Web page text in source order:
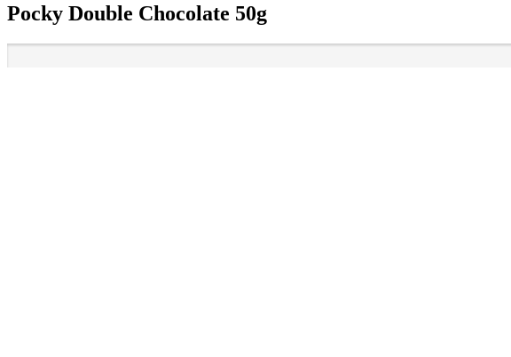
Pocky Double Chocolate 50g